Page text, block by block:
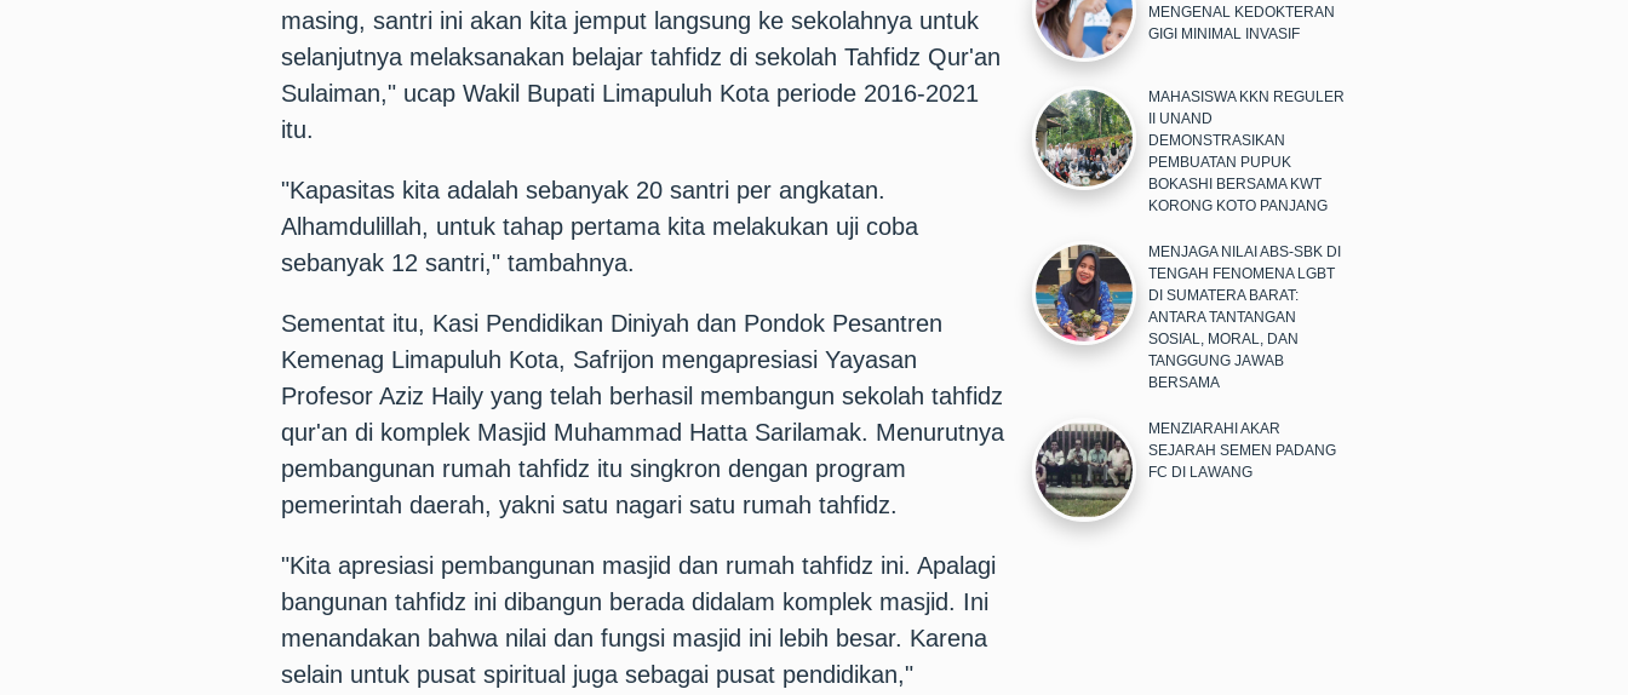
masing, santri ini akan kita jemput langsung ke sekolahnya untuk
selanjutnya melaksanakan belajar tahfidz di sekolah Tahfidz Qur'an
Sulaiman," ucap Wakil Bupati Limapuluh Kota periode 2016-2021
itu.
"Kapasitas kita adalah sebanyak 20 santri per angkatan.
Alhamdulillah, untuk tahap pertama kita melakukan uji coba
sebanyak 12 santri," tambahnya.
Sementat itu, Kasi Pendidikan Diniyah dan Pondok Pesantren
Kemenag Limapuluh Kota, Safrijon mengapresiasi Yayasan
Profesor Aziz Haily yang telah berhasil membangun sekolah tahfidz
qur'an di komplek Masjid Muhammad Hatta Sarilamak. Menurutnya
pembangunan rumah tahfidz itu singkron dengan program
pemerintah daerah, yakni satu nagari satu rumah tahfidz.
"Kita apresiasi pembangunan masjid dan rumah tahfidz ini. Apalagi
bangunan tahfidz ini dibangun berada didalam komplek masjid. Ini
menandakan bahwa nilai dan fungsi masjid ini lebih besar. Karena
selain untuk pusat spiritual juga sebagai pusat pendidikan,"
MENGENAL KEDOKTERAN
GIGI MINIMAL INVASIF
MAHASISWA KKN REGULER
II UNAND
DEMONSTRASIKAN
PEMBUATAN PUPUK
BOKASHI BERSAMA KWT
KORONG KOTO PANJANG
MENJAGA NILAI ABS-SBK DI
TENGAH FENOMENA LGBT
DI SUMATERA BARAT:
ANTARA TANTANGAN
SOSIAL, MORAL, DAN
TANGGUNG JAWAB
BERSAMA
MENZIARAHI AKAR
SEJARAH SEMEN PADANG
FC DI LAWANG